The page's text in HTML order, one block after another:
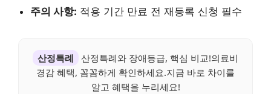
주의 사항: 적용 기간 만료 전 재등록 신청 필수
산정특례
산정특례와 장애등급, 핵심 비교!의료비
경감 혜택, 꼼꼼하게 확인하세요.지금 바로 차이를
알고 혜택을 누리세요!